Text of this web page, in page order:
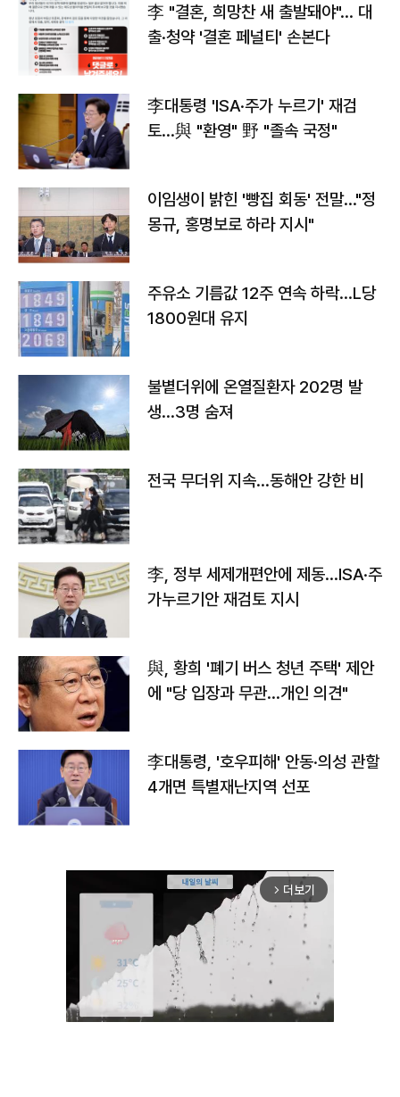
李 "결혼, 희망찬 새 출발돼야"… 대
출·청약 '결혼 페널티' 손본다
李대통령 'ISA·주가 누르기' 재검
토…與 "환영" 野 "졸속 국정"
이임생이 밝힌 '빵집 회동' 전말…"정
몽규, 홍명보로 하라 지시"
주유소 기름값 12주 연속 하락…L당
1800원대 유지
불볕더위에 온열질환자 202명 발
생…3명 숨져
전국 무더위 지속…동해안 강한 비
李, 정부 세제개편안에 제동…ISA·주
가누르기안 재검토 지시
與, 황희 '폐기 버스 청년 주택' 제안
에 "당 입장과 무관…개인 의견"
李대통령, '호우피해' 안동·의성 관할
4개면 특별재난지역 선포
arrow_forward_ios 더보기